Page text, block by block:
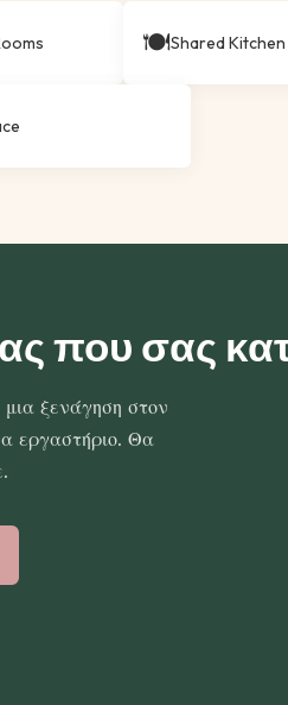
🍽Shared Kitchen
που σας
ξενάγηση στον
εργαστήριο. Θα